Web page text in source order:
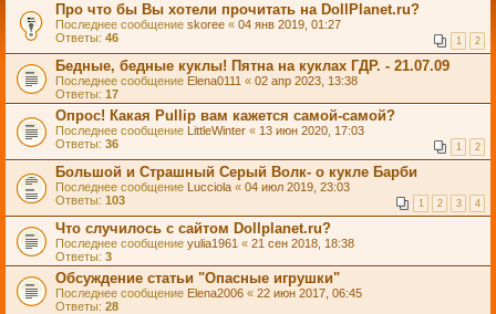
Про что бы Вы хотели прочитать на DollPlanet.ru?
Последнее сообщение skoree « 04 янв 2019, 01:27
Ответы: 46 1 2
Бедные, бедные куклы! Пятна на куклах ГДР. - 21.07.09
Последнее сообщение Elena0111 « 02 апр 2023, 13:38
Ответы: 17
Опрос! Какая Pullip вам кажется самой-самой?
Последнее сообщение LittleWinter « 13 июн 2020, 17:03
Ответы: 36 1 2
Большой и Страшный Серый Волк- о кукле Барби
Последнее сообщение Lucciola « 04 июл 2019, 23:03
Ответы: 103 1 2 3 4
Что случилось с сайтом Dollplanet.ru?
Последнее сообщение yulia1961 « 21 сен 2018, 18:38
Ответы: 3
Обсуждение статьи "Опасные игрушки"
Последнее сообщение Elena2006 « 22 июн 2017, 06:45
Ответы: 28